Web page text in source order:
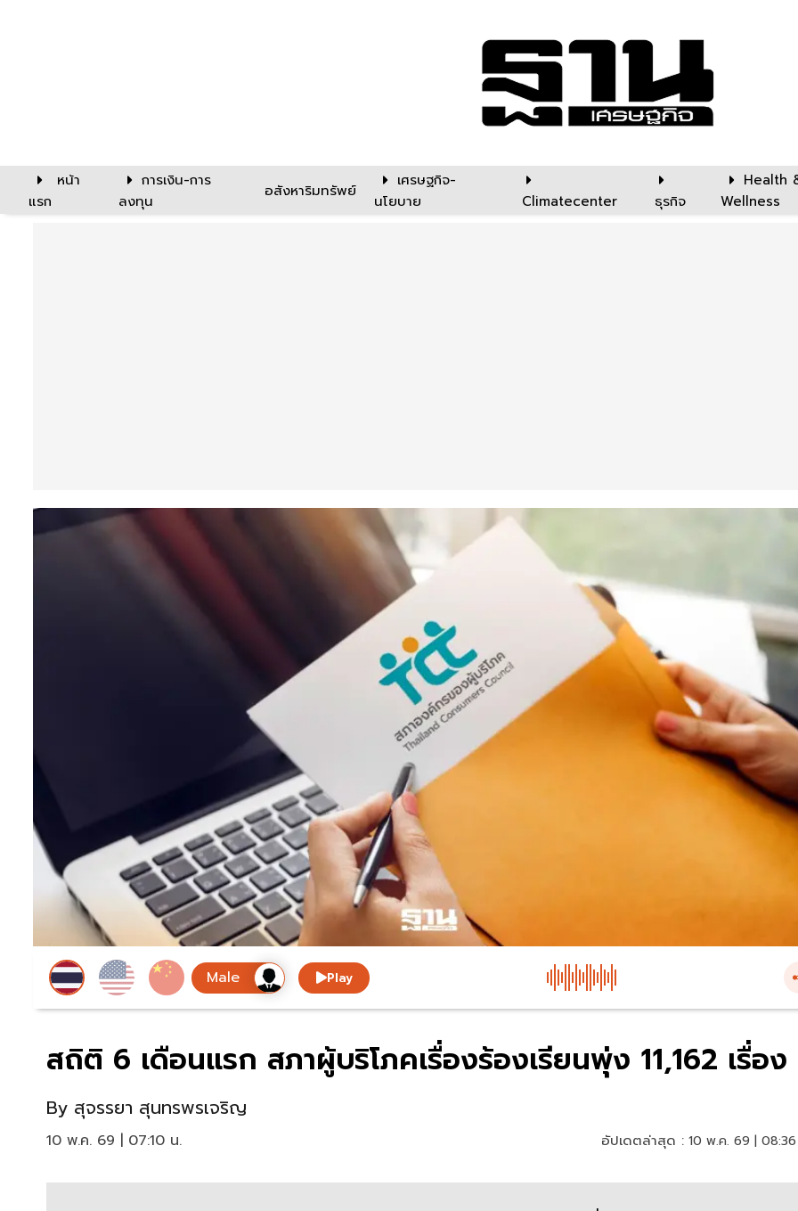
หน้า
แรก
การเงิน-การ
ลงทุน
อสังหาริมทรัพย์
เศรษฐกิจ-
นโยบาย
Climatecenter ธุรกิจ
Health
Wellness
Play
สถิติ 6 เดือนแรก สภาผู้บริโภคเรื่องร้องเรียนพุ่ง 11,162 เรื่อง
By สุจรรยา สุนทรพรเจริญ
10 พ.ค. 69 | 07:10 น. อัปเดตล่าสุด : 10 พ.ค. 69 |